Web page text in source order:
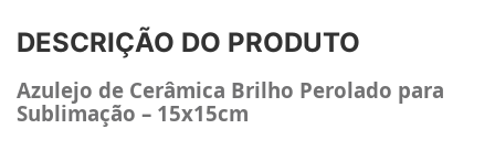
DESCRIÇÃO DO PRODUTO
Azulejo de Cerâmica Brilho Perolado para
Sublimação – 15x15cm